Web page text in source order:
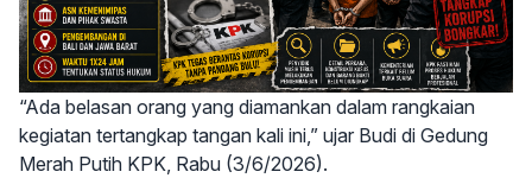
“Ada belasan orang yang diamankan dalam rangkaian
kegiatan tertangkap tangan kali ini,” ujar Budi di Gedung
Merah Putih KPK, Rabu (3/6/2026).